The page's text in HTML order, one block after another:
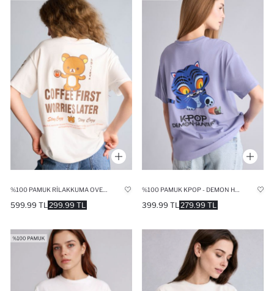
299.99 TL
599.99 TL 279.99 TL
399.99 TL